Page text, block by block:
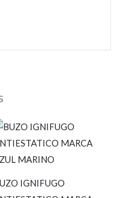
IGNIFUGO